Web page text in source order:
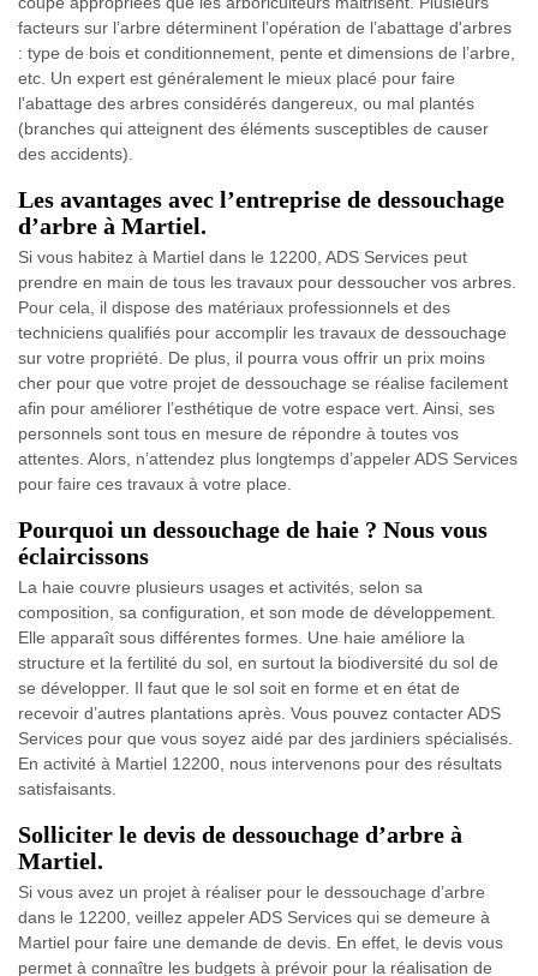
facteurs sur l’arbre déterminent l’opération de l’abattage d'arbres
: type de bois et conditionnement, pente et dimensions de l’arbre,
etc. Un expert est généralement le mieux placé pour faire
l'abattage des arbres considérés dangereux, ou mal plantés
(branches qui atteignent des éléments susceptibles de causer
des accidents).
Les avantages avec l’entreprise de dessouchage
d’arbre à Martiel.
Si vous habitez à Martiel dans le 12200, ADS Services peut
prendre en main de tous les travaux pour dessoucher vos arbres.
Pour cela, il dispose des matériaux professionnels et des
techniciens qualifiés pour accomplir les travaux de dessouchage
sur votre propriété. De plus, il pourra vous offrir un prix moins
cher pour que votre projet de dessouchage se réalise facilement
afin pour améliorer l’esthétique de votre espace vert. Ainsi, ses
personnels sont tous en mesure de répondre à toutes vos
attentes. Alors, n’attendez plus longtemps d’appeler ADS Services
pour faire ces travaux à votre place.
Pourquoi un dessouchage de haie ? Nous vous
éclaircissons
La haie couvre plusieurs usages et activités, selon sa
composition, sa configuration, et son mode de développement.
Elle apparaît sous différentes formes. Une haie améliore la
structure et la fertilité du sol, en surtout la biodiversité du sol de
se développer. Il faut que le sol soit en forme et en état de
recevoir d’autres plantations après. Vous pouvez contacter ADS
Services pour que vous soyez aidé par des jardiniers spécialisés.
En activité à Martiel 12200, nous intervenons pour des résultats
satisfaisants.
Solliciter le devis de dessouchage d’arbre à
Martiel.
Si vous avez un projet à réaliser pour le dessouchage d’arbre
dans le 12200, veillez appeler ADS Services qui se demeure à
Martiel pour faire une demande de devis. En effet, le devis vous
permet à connaître les budgets à prévoir pour la réalisation de